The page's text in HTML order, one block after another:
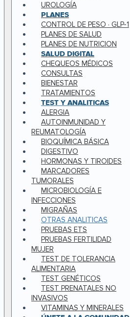
UROLOGÍA
PLANES
CONTROL DE PESO · GLP-1
PLANES DE SALUD
PLANES DE NUTRICION
SALUD DIGITAL
CHEQUEOS MÉDICOS
CONSULTAS
BIENESTAR
TRATAMIENTOS
TEST Y ANALITICAS
ALERGIA
AUTOINMUNIDAD Y
REUMATOLOGÍA
BIOQUÍMICA BÁSICA
DIGESTIVO
HORMONAS Y TIROIDES
MARCADORES
TUMORALES
MICROBIOLOGÍA E
INFECCIONES
MIGRAÑAS
OTRAS ANALITICAS
PRUEBAS ETS
PRUEBAS FERTILIDAD
MUJER
TEST DE TOLERANCIA
ALIMENTARIA
TEST GENÉTICOS
TEST PRENATALES NO
INVASIVOS
VITAMINAS Y MINERALES